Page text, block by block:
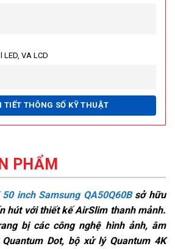
LED, VA LCD
TIẾT THÔNG SỐ KỸ THUẬT
PHẨM
inch Samsung QA50Q60Bsở hữu
hút với thiết kế AirSlim thanh mảnh.
bị các công nghệ hình ảnh, âm
Dot, bộ xử lý Quantum 4K